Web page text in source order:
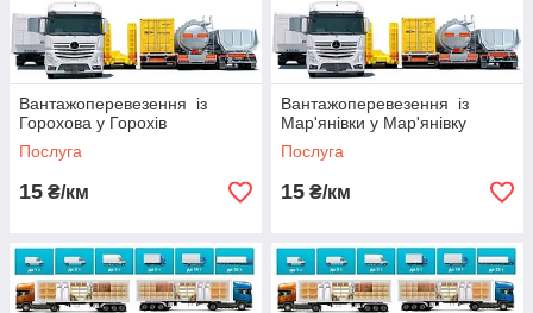
Вантажоперевезення із
Горохова у Горохів
Послуга
15 ₴/км
Вантажоперевезення із
Мар'янівки у Мар'янівку
Послуга
15 ₴/км